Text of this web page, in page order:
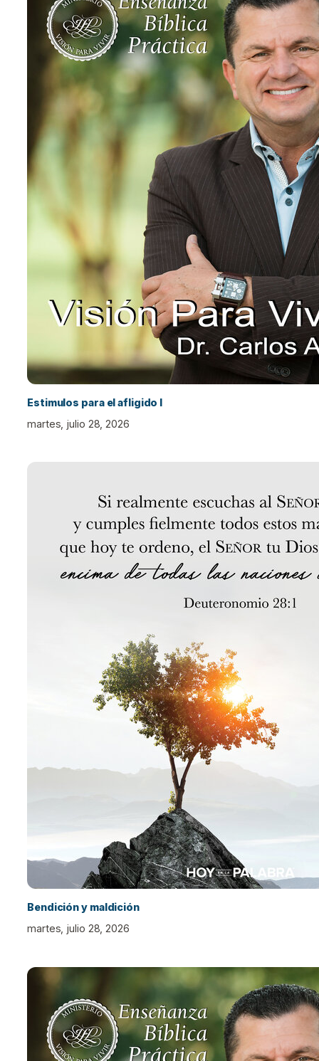
Estimulos para el afligido I
martes, julio 28, 2026
Bendición y maldición
martes, julio 28, 2026